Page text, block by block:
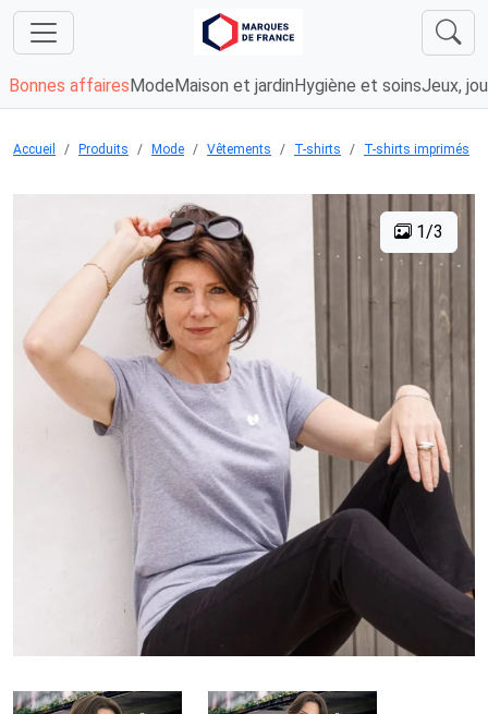
Bonnes affaires Mode Maison et jardin Hygiène et soinsJeux,
Accueil Produits Mode Vêtements T-shirts T-shirts imprimés
1/3